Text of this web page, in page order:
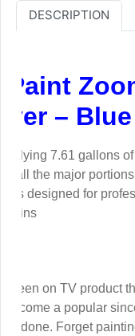
DESCRIPTION
–
7.61 gallons
all the major
is designed for
stains
Seen on TV product
a popular
done. Forget